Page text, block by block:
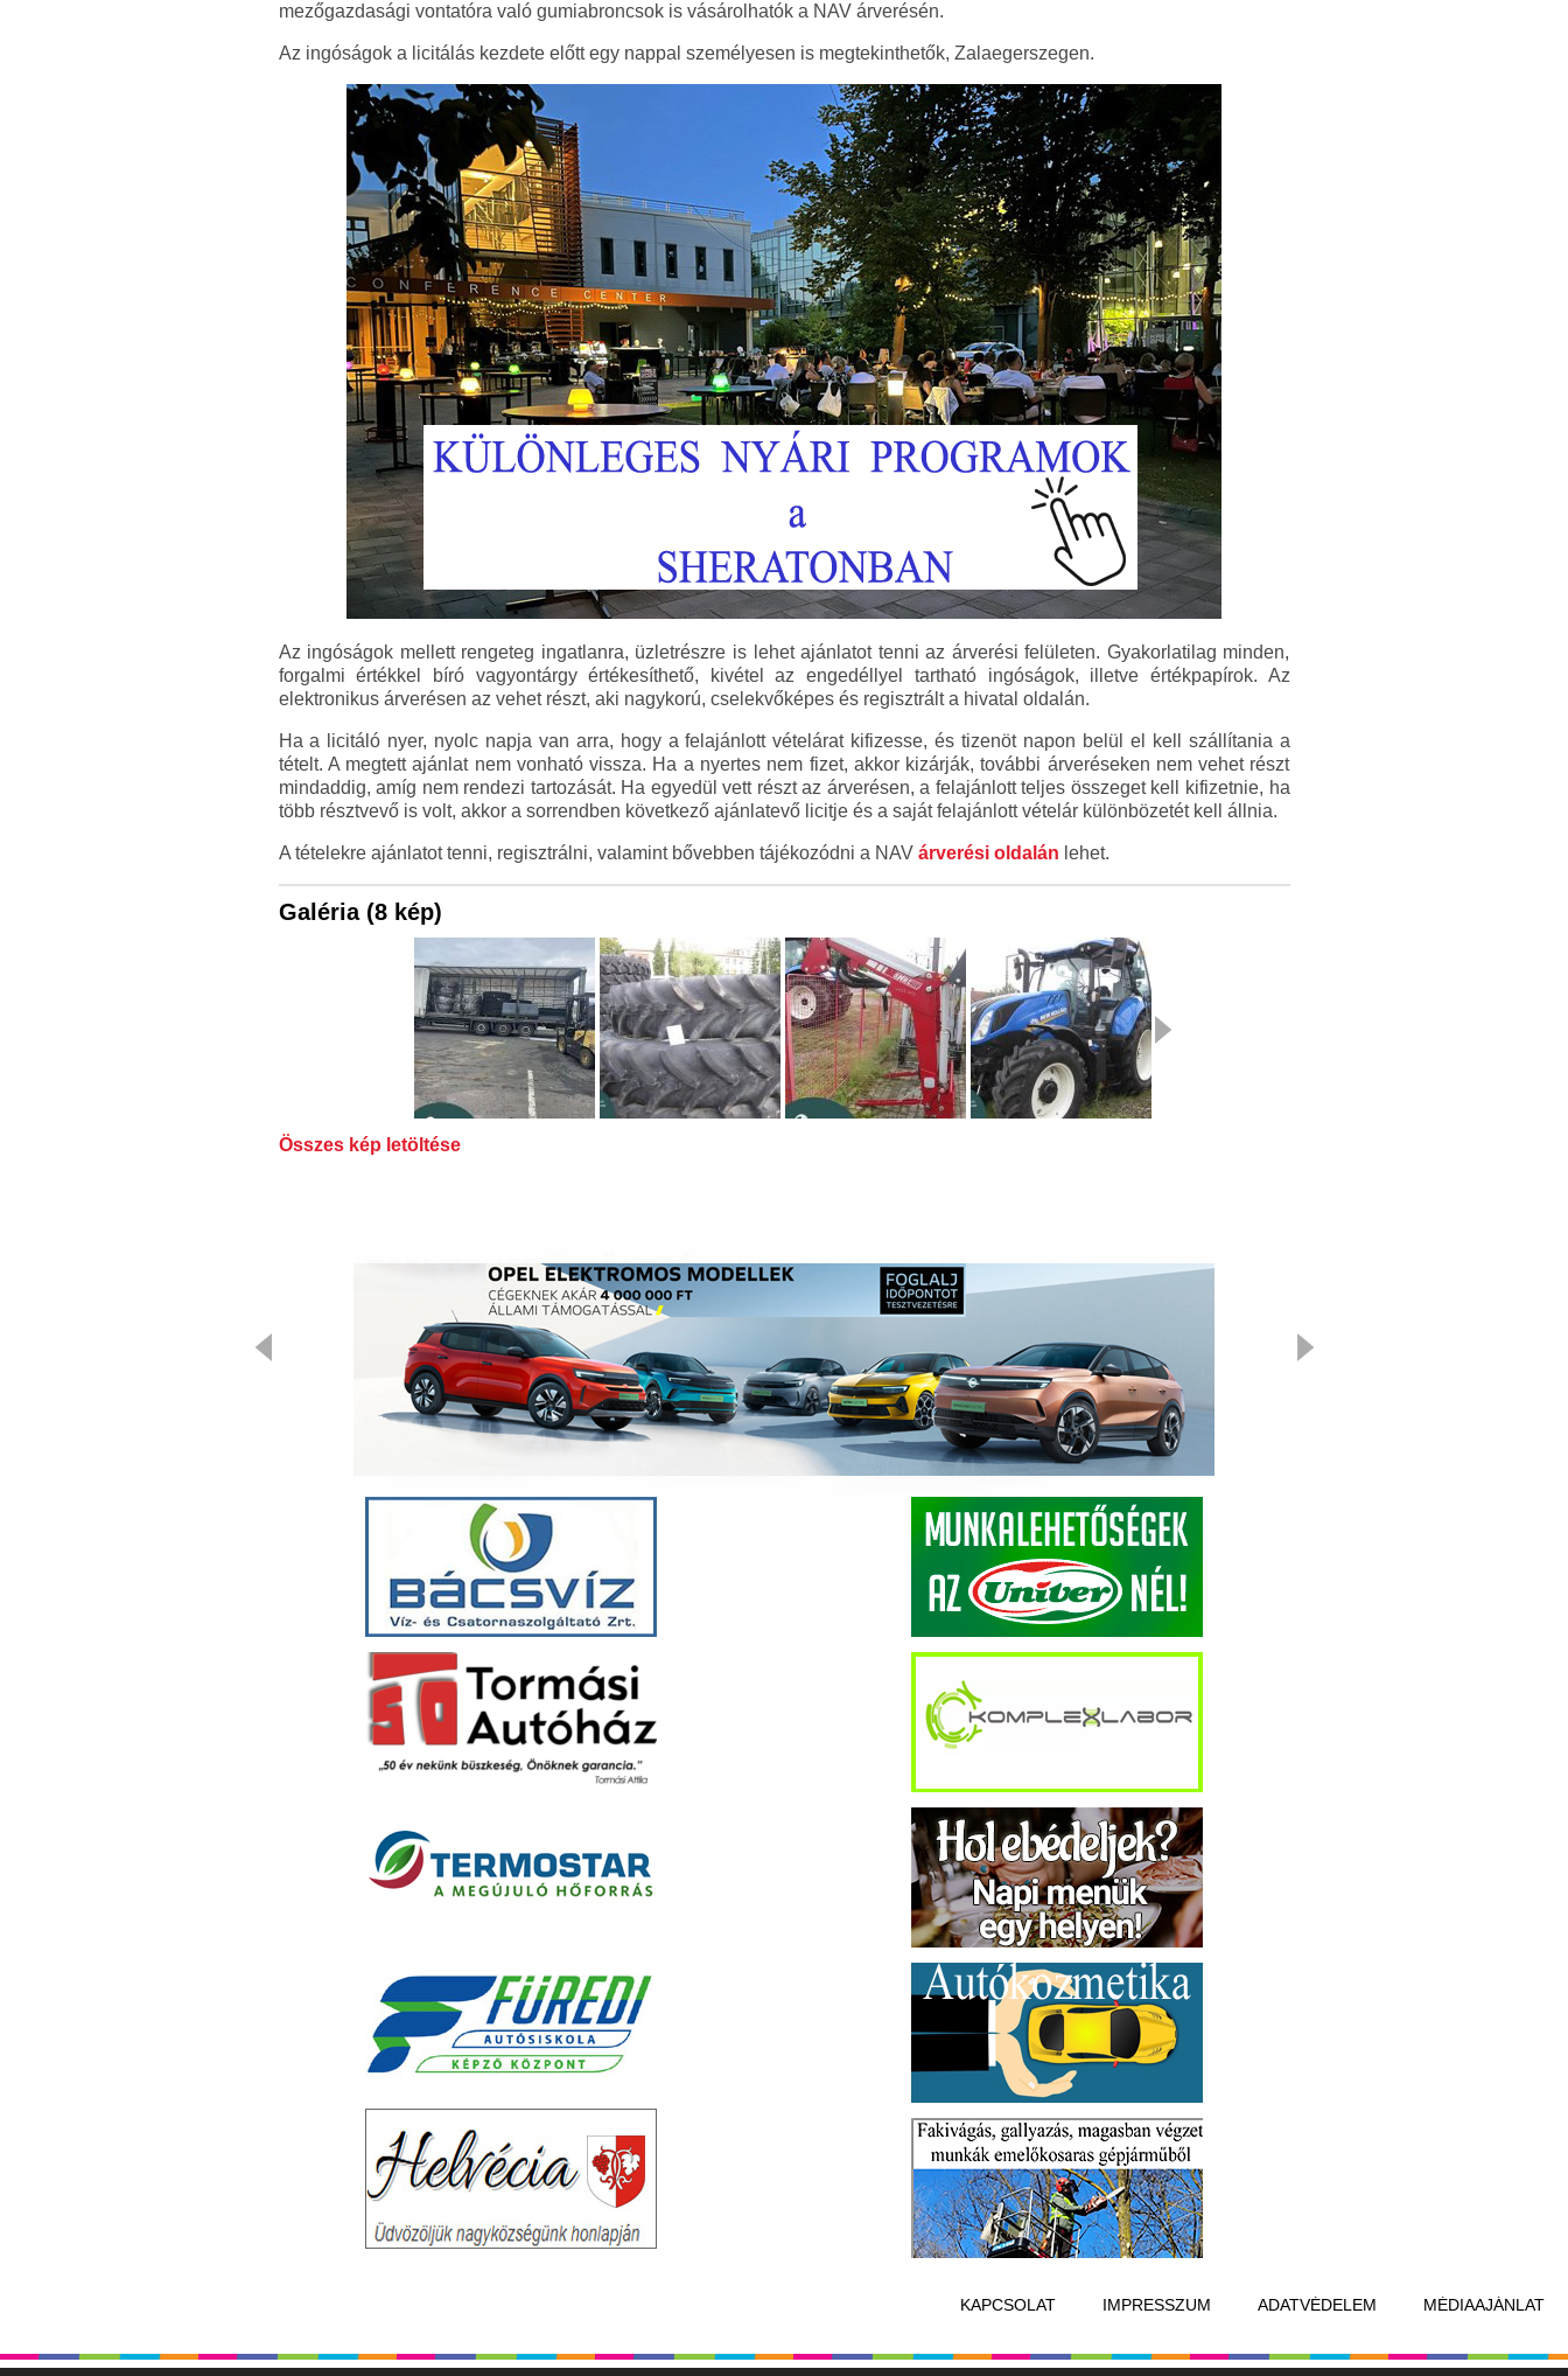
mezőgazdasági vontatóra való gumiabroncsok is vásárolhatók a NAV árverésén.
Az ingóságok a licitálás kezdete előtt egy nappal személyesen is megtekinthetők, Zalaegerszegen.
Az ingóságok mellett rengeteg ingatlanra, üzletrészre is lehet ajánlatot tenni az árverési felületen. Gyakorlatilag minden,
forgalmi értékkel bíró vagyontárgy értékesíthető, kivétel az engedéllyel tartható ingóságok, illetve értékpapírok. Az
elektronikus árverésen az vehet részt, aki nagykorú, cselekvőképes és regisztrált a hivatal oldalán.
Ha a licitáló nyer, nyolc napja van arra, hogy a felajánlott vételárat kifizesse, és tizenöt napon belül el kell szállítania a
tételt. A megtett ajánlat nem vonható vissza. Ha a nyertes nem fizet, akkor kizárják, további árveréseken nem vehet részt
mindaddig, amíg nem rendezi tartozását. Ha egyedül vett részt az árverésen, a felajánlott teljes összeget kell kifizetnie, ha
több résztvevő is volt, akkor a sorrendben következő ajánlatevő licitje és a saját felajánlott vételár különbözetét kell állnia.
A tételekre ajánlatot tenni, regisztrálni, valamint bővebben tájékozódni a NAV árverési oldalán lehet.
Galéria (8 kép)
Összes kép letöltése
KAPCSOLAT IMPRESSZUM ADATVÉDELEM MÉDIAAJÁNLAT